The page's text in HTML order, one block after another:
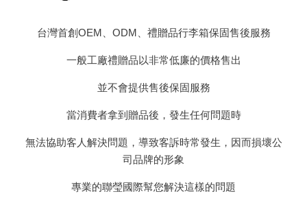
台灣首創OEM、ODM、禮贈品行李箱保固售後服務
一般工廠禮贈品以非常低廉的價格售出
並不會提供售後保固服務
當消費者拿到贈品後，發生任何問題時
無法協助客人解決問題，導致客訴時常發生，因而損壞公
司品牌的形象
專業的聯瑩國際幫您解決這樣的問題